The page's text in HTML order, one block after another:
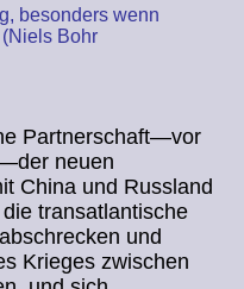
besonders wenn
(Niels Bohr
Partnerschaft—vor
neuen
China und Russland
transatlantische
und
Krieges zwischen